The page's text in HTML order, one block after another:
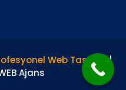
Web Tasarım|
Ajans